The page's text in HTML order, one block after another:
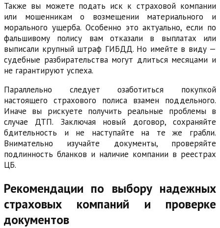
Также вы можете подать иск к страховой компании
или мошенникам о возмещении материального и
морального ущерба. Особенно это актуально, если по
фальшивому полису вам отказали в выплатах или
выписали крупный штраф ГИБДД. Но имейте в виду —
судебные разбирательства могут длиться месяцами и
не гарантируют успеха.
Параллельно следует озаботиться покупкой
настоящего страхового полиса взамен поддельного.
Иначе вы рискуете получить реальные проблемы в
случае ДТП. Заключая новый договор, сохраняйте
бдительность и не наступайте на те же грабли.
Внимательно изучайте документы, проверяйте
подлинность бланков и наличие компании в реестрах
ЦБ.
Рекомендации по выбору надежных
страховых компаний и проверке
документов